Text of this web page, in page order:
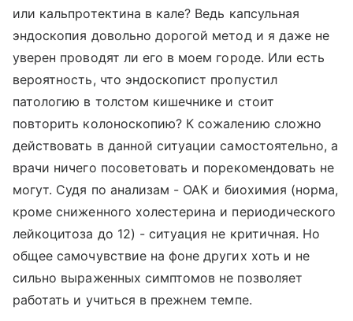
или кальпротектина в кале? Ведь капсульная
эндоскопия довольно дорогой метод и я даже не
уверен проводят ли его в моем городе. Или есть
вероятность, что эндоскопист пропустил
патологию в толстом кишечнике и стоит
повторить колоноскопию? К сожалению сложно
действовать в данной ситуации самостоятельно, а
врачи ничего посоветовать и порекомендовать не
могут. Судя по анализам - ОАК и биохимия (норма,
кроме сниженного холестерина и периодического
лейкоцитоза до 12) - ситуация не критичная. Но
общее самочувствие на фоне других хоть и не
сильно выраженных симптомов не позволяет
работать и учиться в прежнем темпе.